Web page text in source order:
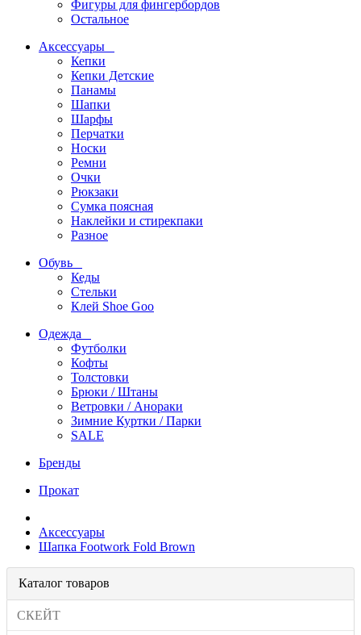
Фигуры для фингербордов
Остальное
Аксессуары
Кепки
Кепки Детские
Панамы
Шапки
Шарфы
Перчатки
Носки
Ремни
Очки
Рюкзаки
Сумка поясная
Наклейки и стирекпаки
Разное
Обувь
Кеды
Стельки
Клей Shoe Goo
Одежда
Футболки
Кофты
Толстовки
Брюки / Штаны
Ветровки / Анораки
Зимние Куртки / Парки
SALE
Бренды
Прокат
Аксессуары
Шапка Footwork Fold Brown
Каталог товаров
СКЕЙТ